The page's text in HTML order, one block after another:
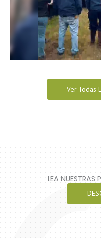
Ver Todas
LEA NUESTRAS